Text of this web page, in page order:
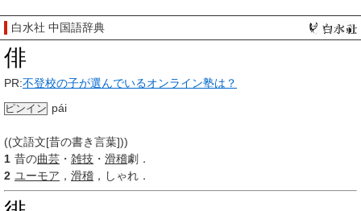
白水社 中国語辞典
俳
PR:不登校の子が選んでいるオンライン塾は？
ピンイン pái
((文語文[昔の書き言葉]))
1 昔の曲芸 ・ 雑技 ・ 滑稽劇．
2 ユーモア ， 滑稽 ，しゃれ．